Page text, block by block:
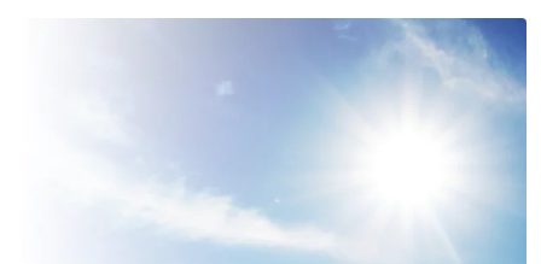
1 TERRAIN CONSTRUCTIBLE
(80230)